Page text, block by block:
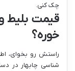
چک کنی.
قیمت بلیط
خوره؟
راستش رو بخوای،
شناسی چابهار در